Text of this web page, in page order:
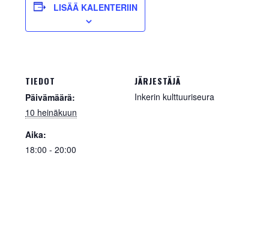
LISÄÄ KALENTERIIN
TIEDOT
Päivämäärä:
10 heinäkuun
Aika:
18:00 - 20:00
JÄRJESTÄJÄ
Inkerin kulttuuriseura